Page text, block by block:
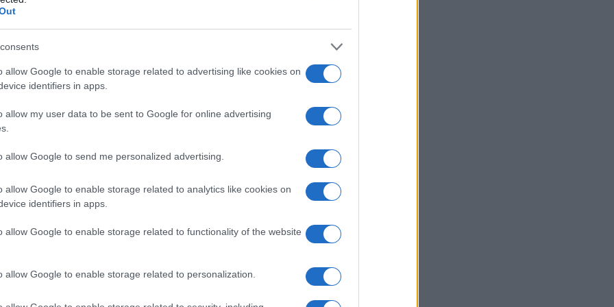
allow Google to enable storage related to advertising like cookies on
identifiers in apps.
allow my user data to be sent to Google for online advertising
allow Google to send me personalized advertising.
allow Google to enable storage related to analytics like cookies on
identifiers in apps.
allow Google to enable storage related to functionality of the website
allow Google to enable storage related to personalization.
wersją JCW trochę obawiałem się,
i trochę lżejszym rozwinięciem.
w każdym aspekcie. Mamy
kierowniczy, zauważalnie
ostre hamulce.
wrażenie niż przyspieszanie. Nawet
MINI pozostaje niesamowicie
do „nurkowania”.
– nareszcie w pełnym